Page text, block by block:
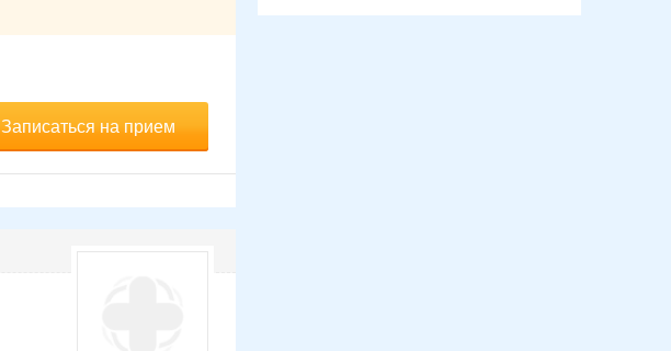
Записаться на прием